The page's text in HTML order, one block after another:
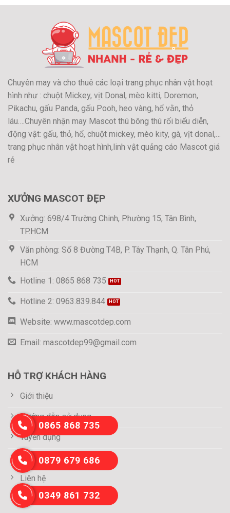
Chuyên may và cho thuê các loại trang phục nhân vật hoạt
hình như : chuột Mickey, vịt Donal, mèo kitti, Doremon,
Pikachu, gấu Panda, gấu Pooh, heo vàng, hổ vằn, thỏ
láu….Chuyên nhận may Mascot thú bông thú rối biểu diễn,
động vật: gấu, thỏ, hổ, chuột mickey, mèo kity, gà, vịt donal,…
trang phục nhân vật hoạt hình,linh vật quảng cáo Mascot giá
rẻ
XƯỞNG MASCOT ĐẸP
Xưởng: 698/4 Trường Chinh, Phường 15, Tân Bình,
TP.HCM
Văn phòng: Số 8 Đường T4B, P. Tây Thạnh, Q. Tân Phú,
HCM
Hotline 1: 0865 868 735
Hotline 2: 0963.839.844
Website: www.mascotdep.com
Email: mascotdep99@gmail.com
HỖ TRỢ KHÁCH HÀNG
Giới thiệu
Hướng dẫn sử dụng
Tuyển dụng
Thông tin thanh toán
Liên hệ
0865 868 735
0879 679 686
0349 861 732